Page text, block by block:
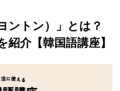
ントン）」とは？
紹介【韓国語講座】